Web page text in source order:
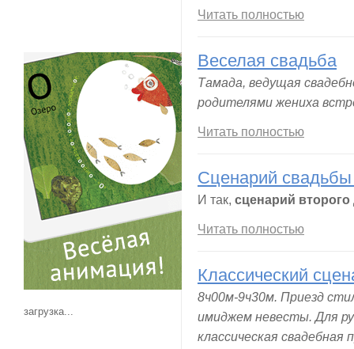
загрузка...
Читать полностью
Веселая свадьба
Тамада, ведущая
родителями жениха
Читать полностью
Сценарий
И так, сценарий
Читать полностью
Классический
8ч00м-9ч30м. Приезд
имиджем невесты. Для
классическая свадебная